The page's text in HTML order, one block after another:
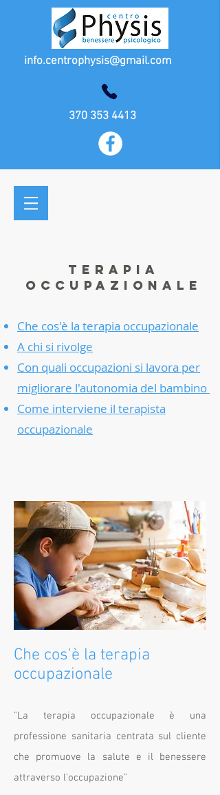
info.centrophysis@gmail.com
370 353 4413
TERAPIA
OCCUPAZIONALE
Che cos'è la terapia occupazionale
A chi si rivolge
Con quali occupazioni si lavora per
migliorare l'autonomia del bambino
Come interviene il terapista
occupazionale
Che cos'è la terapia
occupazionale
"La terapia occupazionale è una
professione sanitaria centrata sul cliente
che promuove la salute e il benessere
attraverso l'occupazione"